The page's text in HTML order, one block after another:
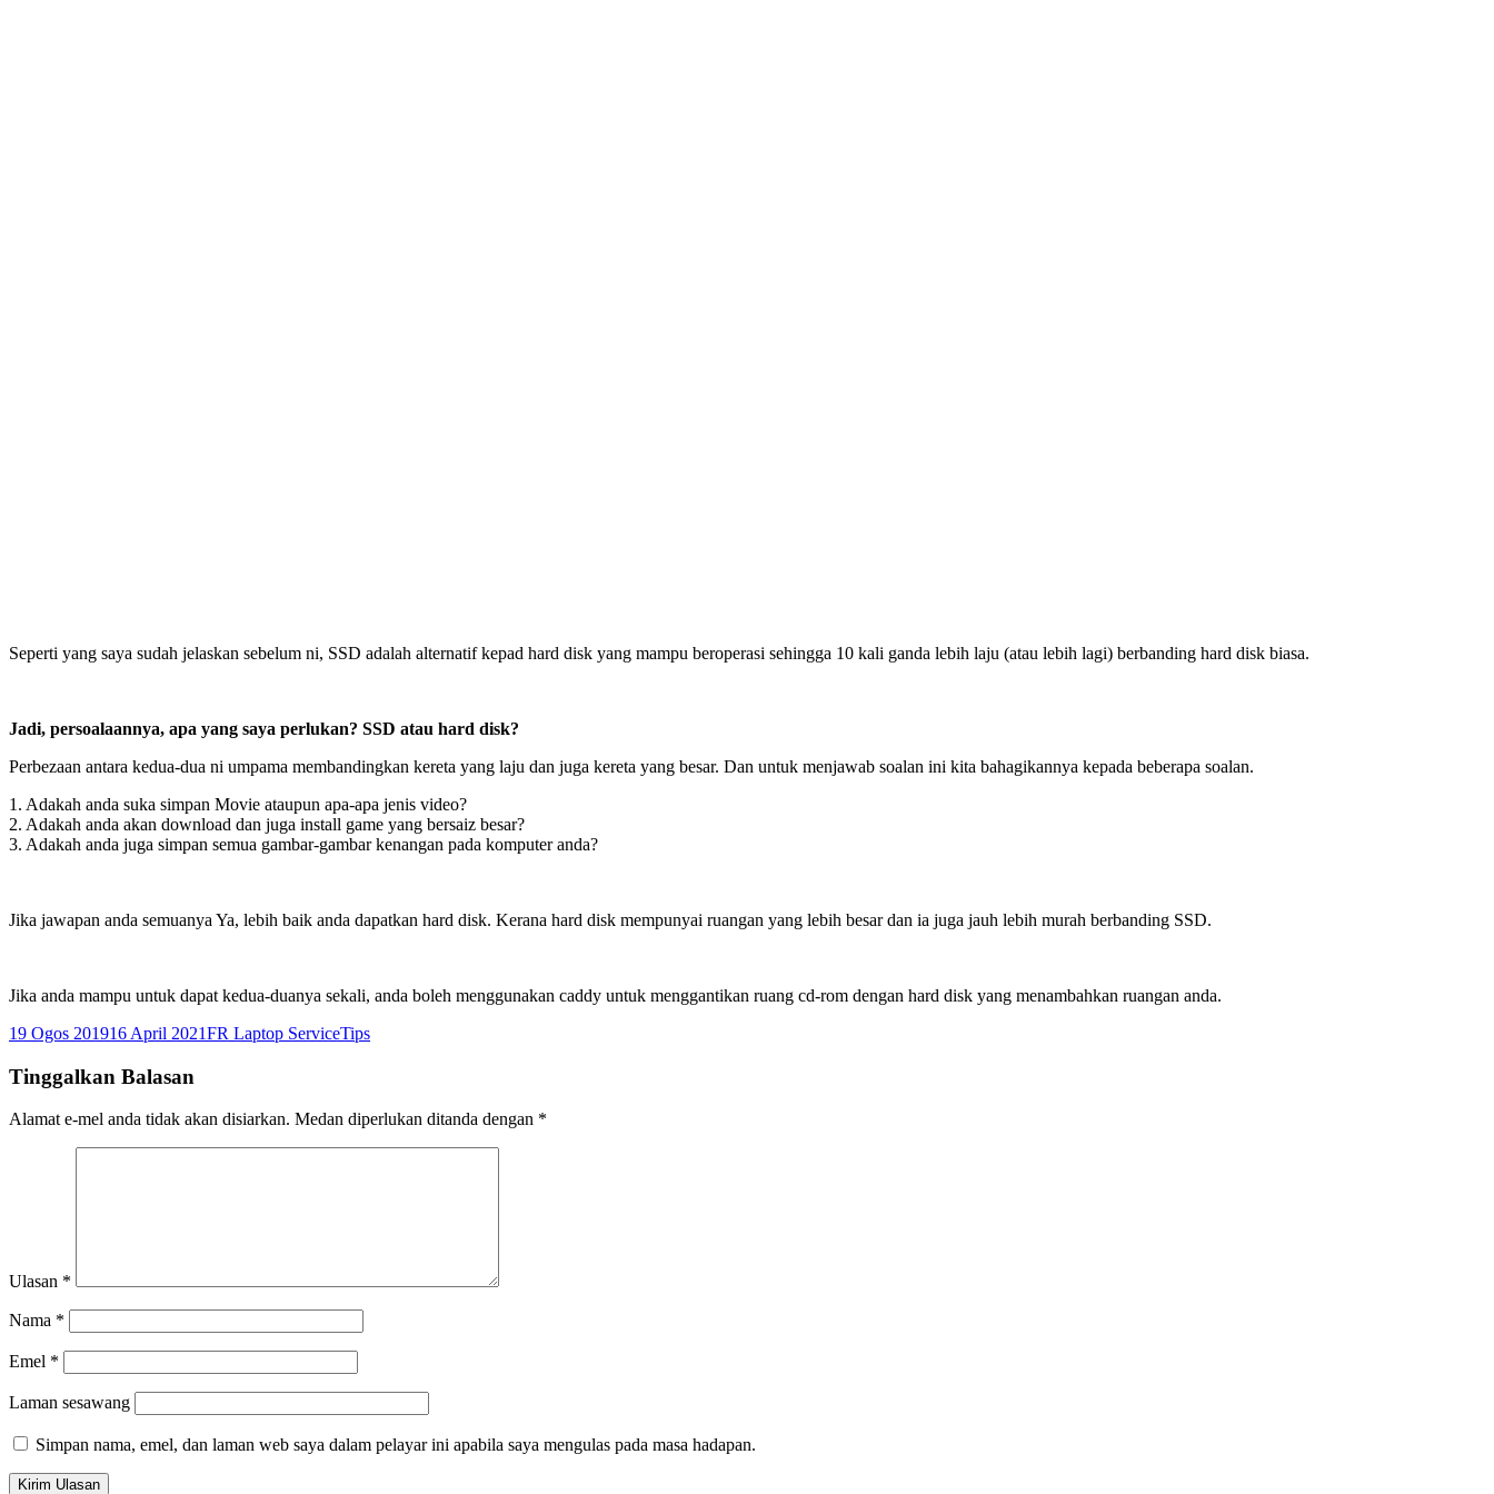
Seperti yang saya sudah jelaskan sebelum ni, SSD adalah alternatif kepad hard disk yang mampu beroperasi sehingga 10 kali ganda lebih laju (atau lebih lagi) berbanding hard disk biasa.
Jadi, persoalaannya, apa yang saya perlukan? SSD atau hard disk?
Perbezaan antara kedua-dua ni umpama membandingkan kereta yang laju dan juga kereta yang besar. Dan untuk menjawab soalan ini kita bahagikannya kepada beberapa soalan.
1. Adakah anda suka simpan Movie ataupun apa-apa jenis video?
2. Adakah anda akan download dan juga install game yang bersaiz besar?
3. Adakah anda juga simpan semua gambar-gambar kenangan pada komputer anda?
Jika jawapan anda semuanya Ya, lebih baik anda dapatkan hard disk. Kerana hard disk mempunyai ruangan yang lebih besar dan ia juga jauh lebih murah berbanding SSD.
Jika anda mampu untuk dapat kedua-duanya sekali, anda boleh menggunakan caddy untuk menggantikan ruang cd-rom dengan hard disk yang menambahkan ruangan anda.
Dikirimkan
19 Ogos 201916 April 2021Pengarang
FR Laptop ServiceKategori
Tips
Tinggalkan Balasan
Alamat e-mel anda tidak akan disiarkan. Medan diperlukan ditanda dengan *
Ulasan *
Nama *
Emel *
Laman sesawang
Simpan nama, emel, dan laman web saya dalam pelayar ini apabila saya mengulas pada masa hadapan.